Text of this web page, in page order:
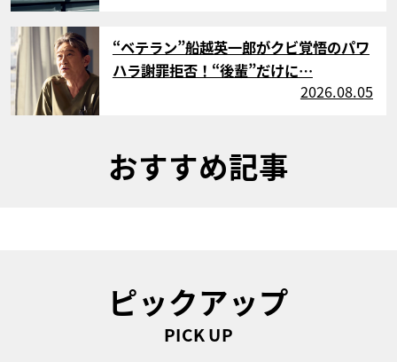
サムネイル
“ベテラン”船越英一郎がクビ覚悟のパワ
ハラ謝罪拒否！“後輩”だけに…
2026.08.05
おすすめ記事
ピックアップ
PICK UP